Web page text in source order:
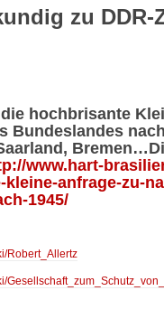
zu
die hochbrisante
Bundeslandes
www.hart-
anfrage-zu-
1945/
Robert_Allertz